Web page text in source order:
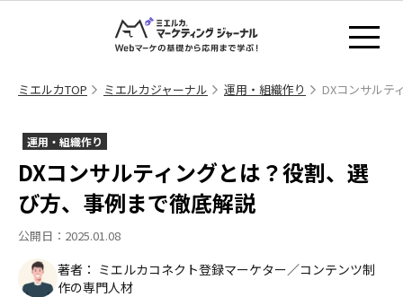
ミエルカTOP ミエルカジャーナル 運用・組織作り DXコンサルテ
運用・組織作り
DXコンサルティングとは？役割、選
び方、事例まで徹底解説
公開日：2025.01.08
著者： ミエルカコネクト登録マーケター／コンテンツ制
作の専門人材